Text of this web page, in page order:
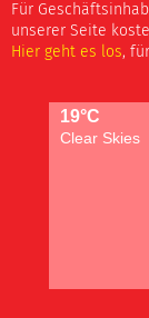
Für
unserer Seite
Hier geht es los,
19°C
Clear Skies